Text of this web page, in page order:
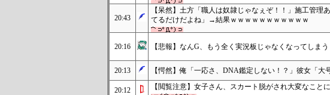
20:43
【呆然】土方「職人は奴隷じゃなぇぞ！！」施工管理
てるだけだよね」→結果ｗｗｗｗｗｗｗｗｗｗｗ
20:16 【悲報】なんG、もう全く実況板じゃなくなってしまう
20:13 【愕然】俺「一応さ、DNA鑑定しない！？」彼女「
20:12 【閲覧注意】女子さん、スカート脱がされ大変なこと